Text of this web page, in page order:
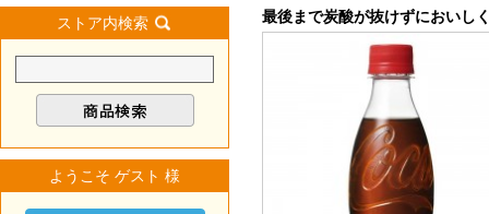
ストア内検索
ようこそ ゲスト 様
最後まで炭酸が抜けずにおい